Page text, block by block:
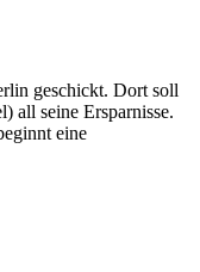
geschickt. Dort soll
all seine Ersparnisse.
eine